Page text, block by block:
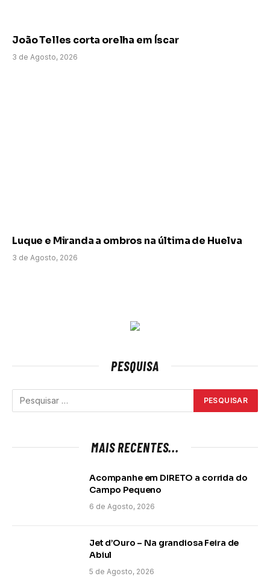
João Telles corta orelha em Íscar
3 de Agosto, 2026
Luque e Miranda a ombros na última de Huelva
3 de Agosto, 2026
PESQUISA
MAIS RECENTES...
Acompanhe em DIRETO a corrida do
Campo Pequeno
6 de Agosto, 2026
Jet d’Ouro – Na grandiosa Feira de
Abiul
5 de Agosto, 2026